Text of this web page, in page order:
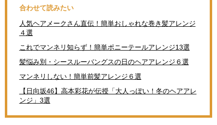
合わせて読みたい
人気ヘアメークさん直伝！簡単おしゃれな巻き髪アレンジ
４選
これでマンネリ知らず！簡単ポニーテールアレンジ13選
髪悩み別・シースルーバングスの日のヘアアレンジ６選
マンネリしない！簡単前髪アレンジ６選
【日向坂46】高本彩花が伝授「大人っぽい！冬のヘアアレ
ンジ」3選